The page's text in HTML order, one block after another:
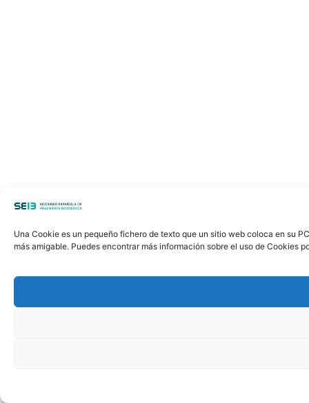
Una Cookie es un pequeño fichero de texto que un sitio web coloca en su
más amigable. Puedes encontrar más información sobre el uso de Cookies